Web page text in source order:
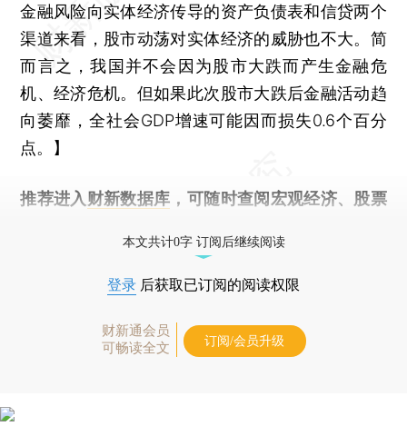
金融风险向实体经济传导的资产负债表和信贷两个
渠道来看，股市动荡对实体经济的威胁也不大。简
而言之，我国并不会因为股市大跌而产生金融危
机、经济危机。但如果此次股市大跌后金融活动趋
向萎靡，全社会GDP增速可能因而损失0.6个百分
点。】
推荐进入 财新数据库 ，可随时查阅宏观经济、股票
本文共计0字 订阅后继续阅读
登录 后获取已订阅的阅读权限
财新通会员
可畅读全文
订阅/会员升级